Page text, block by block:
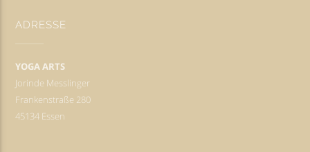
ADRESSE
YOGA ARTS
Jorinde Messlinger
Frankenstraße 280
45134 Essen